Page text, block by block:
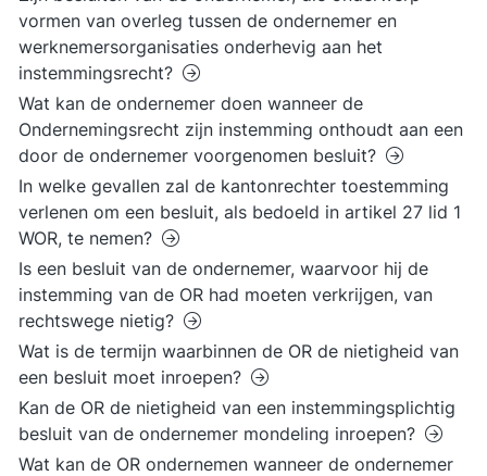
vormen van overleg tussen de ondernemer en
werknemersorganisaties onderhevig aan het
instemmingsrecht?
Wat kan de ondernemer doen wanneer de
Ondernemingsrecht zijn instemming onthoudt aan een
door de ondernemer voorgenomen besluit?
In welke gevallen zal de kantonrechter toestemming
verlenen om een besluit, als bedoeld in artikel 27 lid 1
WOR, te nemen?
Is een besluit van de ondernemer, waarvoor hij de
instemming van de OR had moeten verkrijgen, van
rechtswege nietig?
Wat is de termijn waarbinnen de OR de nietigheid van
een besluit moet inroepen?
Kan de OR de nietigheid van een instemmingsplichtig
besluit van de ondernemer mondeling inroepen?
Wat kan de OR ondernemen wanneer de ondernemer